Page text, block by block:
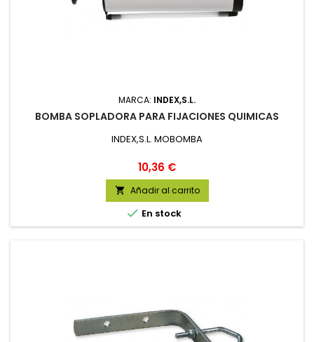
MARCA: INDEX,S.L.
BOMBA SOPLADORA PARA FIJACIONES QUIMICAS
INDEX,S.L. MOBOMBA
Precio
10,36 €
 Añadir al carrito
 En stock